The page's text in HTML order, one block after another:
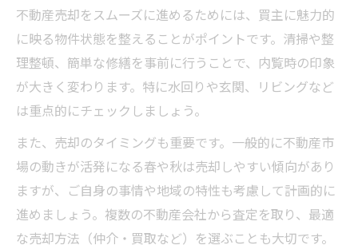
不動産売却をスムーズに進めるためには、買主に魅力的
に映る物件状態を整えることがポイントです。清掃や整
理整頓、簡単な修繕を事前に行うことで、内覧時の印象
が大きく変わります。特に水回りや玄関、リビングなど
は重点的にチェックしましょう。
また、売却のタイミングも重要です。一般的に不動産市
場の動きが活発になる春や秋は売却しやすい傾向があり
ますが、ご自身の事情や地域の特性も考慮して計画的に
進めましょう。複数の不動産会社から査定を取り、最適
な売却方法（仲介・買取など）を選ぶことも大切です。